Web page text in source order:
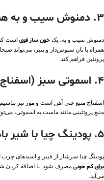
3. دمنوش سیب و به همراه نان سبوس‌دار و پنیر
دمنوش سیب و به، یک خون ساز قوی است
همراه با نان سبوس‌دار و پنیر، می‌تواند
پروتئین فراهم کند.
4. اسموتی سبز (اسفناج، موز، و ماست)
اسفناج منبع غنی آهن است و موز نیز
منبع پروتئینی مانند ماست به اسموتی،
5. پودینگ چیا با شیر بادام و میوه‌ها
پودینگ چیا سرشار از فیبر و اسیدهای چرب امگا ۳ است و می‌تواند به عنوان
برای کم خونی
می‌آید.